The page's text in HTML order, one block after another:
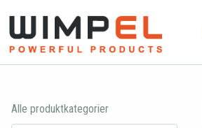
Alle produktkategorier